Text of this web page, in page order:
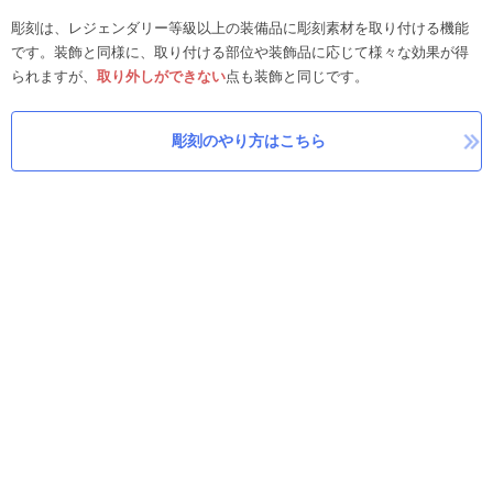
彫刻は、レジェンダリー等級以上の装備品に彫刻素材を取り付ける機能
です。装飾と同様に、取り付ける部位や装飾品に応じて様々な効果が得
られますが、 取り外しができない点も装飾と同じです。
彫刻のやり方はこちら